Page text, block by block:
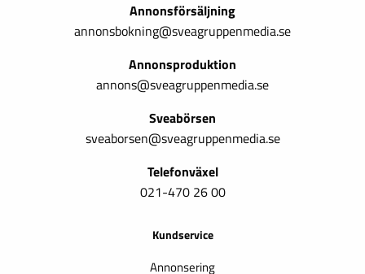
Annonsförsäljning
annonsbokning@sveagruppenmedia.se
Annonsproduktion
annons@sveagruppenmedia.se
Sveabörsen
sveaborsen@sveagruppenmedia.se
Telefonväxel
021-470 26 00
Kundservice
Annonsering